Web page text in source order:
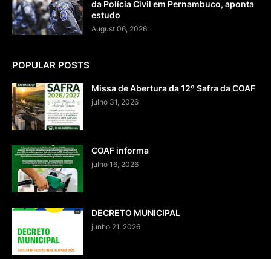
da Polícia Civil em Pernambuco, aponta
estudo
August 06, 2026
POPULAR POSTS
Missa de Abertura da 12º Safra da COAF
julho 31, 2026
COAF informa
julho 16, 2026
DECRETO MUNICIPAL
junho 21, 2026